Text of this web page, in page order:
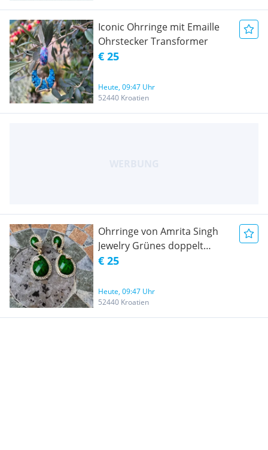
Iconic Ohrringe mit Emaille
Ohrstecker Transformer
€ 25
Heute, 09:47 Uhr
52440 Kroatien
Ohrringe von Amrita Singh
Jewelry Grünes doppelt
birnenförmiges
€ 25
Heute, 09:47 Uhr
52440 Kroatien